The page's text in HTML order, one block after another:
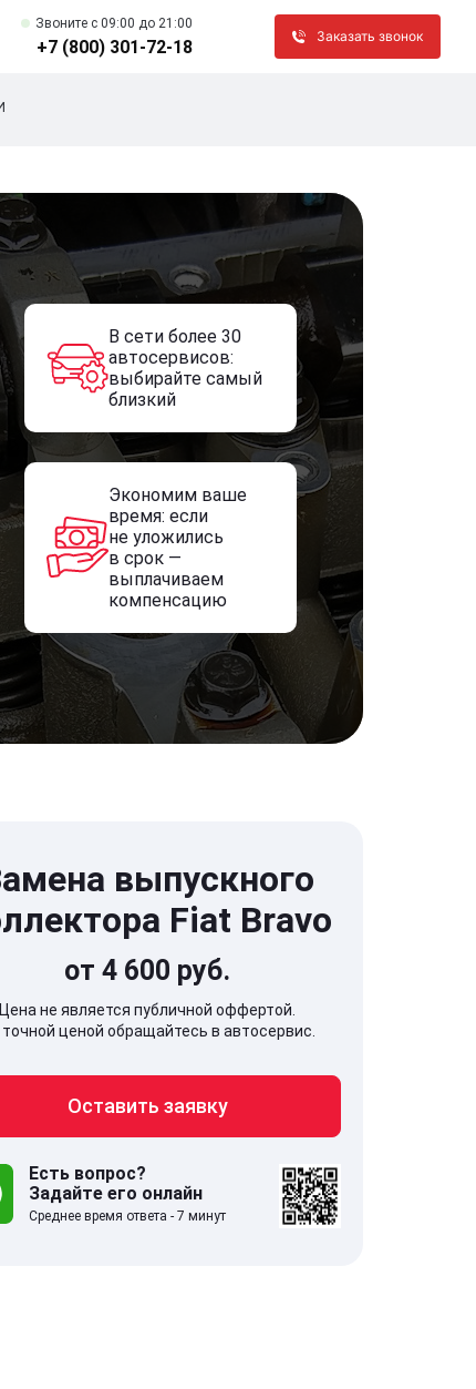
Звоните c 09:00 до 21:00
+7 (800) 301-72-18
Заказать звонок
В сети более 30
автосервисов:
выбирайте самый
близкий
Экономим ваше
время: если
не уложились
в срок —
выплачиваем
компенсацию
Московская обл,
выпускного
Fiat Bravo
от 4 600 руб.
Цена не является публичной оффертой.
ценой обращайтесь в автосервис.
Оставить заявку
Есть вопрос?
Задайте его онлайн
Среднее время ответа - 7 минут